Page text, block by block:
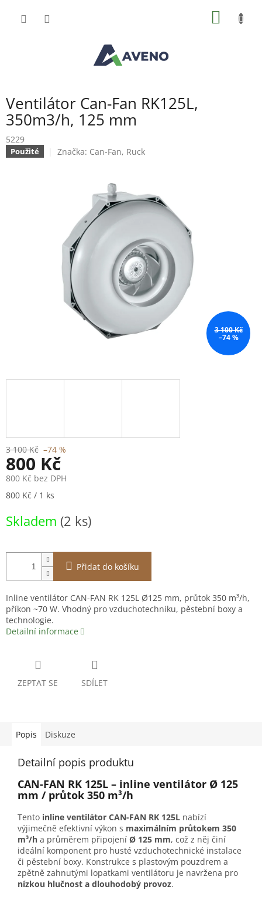
Ventilátor Can-Fan RK125L,
350m3/h, 125 mm
5229
Použité Značka: Can-Fan, Ruck
3 100 Kč
–74 %
3 100 Kč –74 %
800 Kč
800 Kč bez DPH
Měrná
800 Kč / 1 ks
Skladem (2 ks)
Přidat do košíku
Inline ventilátor CAN-FAN RK 125L Ø125 mm, průtok 350 m³/h,
příkon ~70 W. Vhodný pro vzduchotechniku, pěstební boxy a
technologie.
Detailní informace
ZEPTAT SE SDÍLET
Popis Diskuze
Detailní popis produktu
CAN-FAN RK 125L – inline ventilátor Ø 125
mm / průtok 350 m³/h
Tento inline ventilátor CAN-FAN RK 125L nabízí
výjimečně efektivní výkon s maximálním průtokem 350
m³/h a průměrem připojení Ø 125 mm, což z něj činí
ideální komponent pro husté vzduchotechnické instalace
či pěstební boxy. Konstrukce s plastovým pouzdrem a
zpětně zahnutými lopatkami ventilátoru je navržena pro
nízkou hlučnost a dlouhodobý provoz.